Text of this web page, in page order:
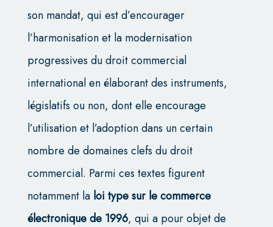
son mandat, qui est d’encourager
l’harmonisation et la modernisation
progressives du droit commercial
international en élaborant des instruments,
législatifs ou non, dont elle encourage
l’utilisation et l’adoption dans un certain
nombre de domaines clefs du droit
commercial. Parmi ces textes figurent
notamment la loi type sur le commerce
électronique de 1996, qui a pour objet de